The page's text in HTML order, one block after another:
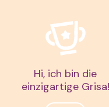
Hi, ich bin die
einzigartige Grisa!